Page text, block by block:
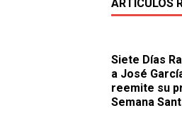
ARTÍCULOS
Siete Días
a José
reemite su
Semana